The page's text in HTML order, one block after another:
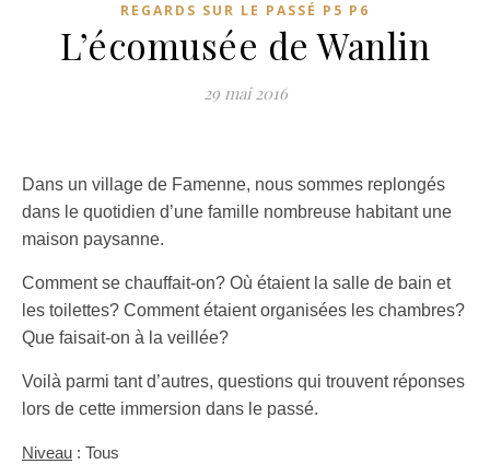
REGARDS SUR LE PASSÉ P5 P6
L’écomusée de Wanlin
29 mai 2016
Dans un village de Famenne, nous sommes replongés
dans le quotidien d’une famille nombreuse habitant une
maison paysanne.
Comment se chauffait-on? Où étaient la salle de bain et
les toilettes? Comment étaientorganisées les chambres?
Que faisait-on à la veillée?
Voilà parmi tant d’autres, questions qui trouvent réponses
lors de cette immersion dans le passé.
Niveau : Tous